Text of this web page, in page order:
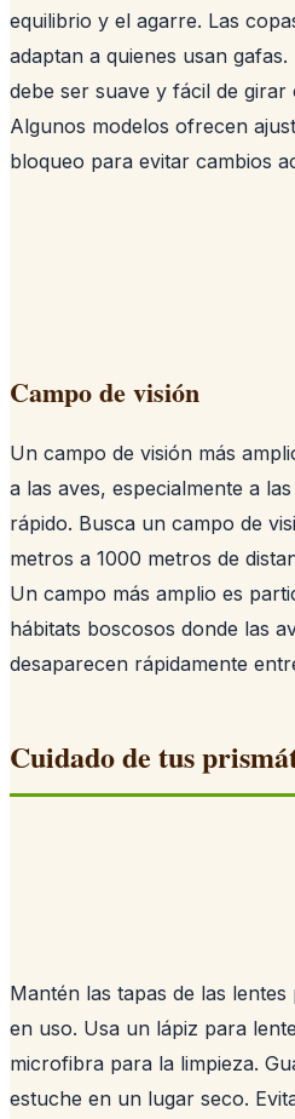
equilibrio y el agarre. Las
adaptan a quienes usan
debe ser suave y fácil de girar
Algunos modelos ofrecen
bloqueo para evitar cambios
Campo de visión
Un campo de visión más
a las aves, especialmente a
rápido. Busca un campo de
metros a 1000 metros de
Un campo más amplio es
hábitats boscosos donde las
desaparecen rápidamente
Cuidado de tus
Mantén las tapas de las
en uso. Usa un lápiz para
microfibra para la limpieza.
estuche en un lugar seco.